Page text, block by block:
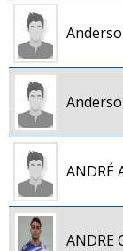
ANDRÉ
ANDRE